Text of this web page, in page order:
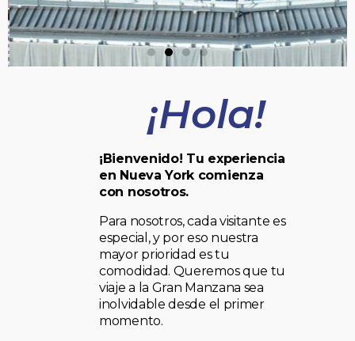
¡Hola!
¡Bienvenido! Tu experiencia
en Nueva York comienza
con nosotros.
Para nosotros, cada visitante es
especial, y por eso nuestra
mayor prioridad es tu
comodidad. Queremos que tu
viaje a la Gran Manzana sea
inolvidable desde el primer
momento.